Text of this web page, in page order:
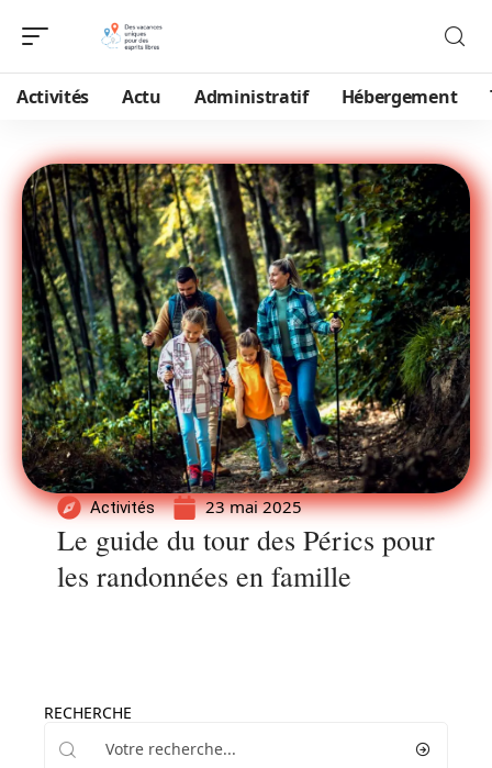
Activités Actu Administratif Hébergement
Activités 23 mai 2025
Le guide du tour des Pérics pour
les randonnées en famille
RECHERCHE